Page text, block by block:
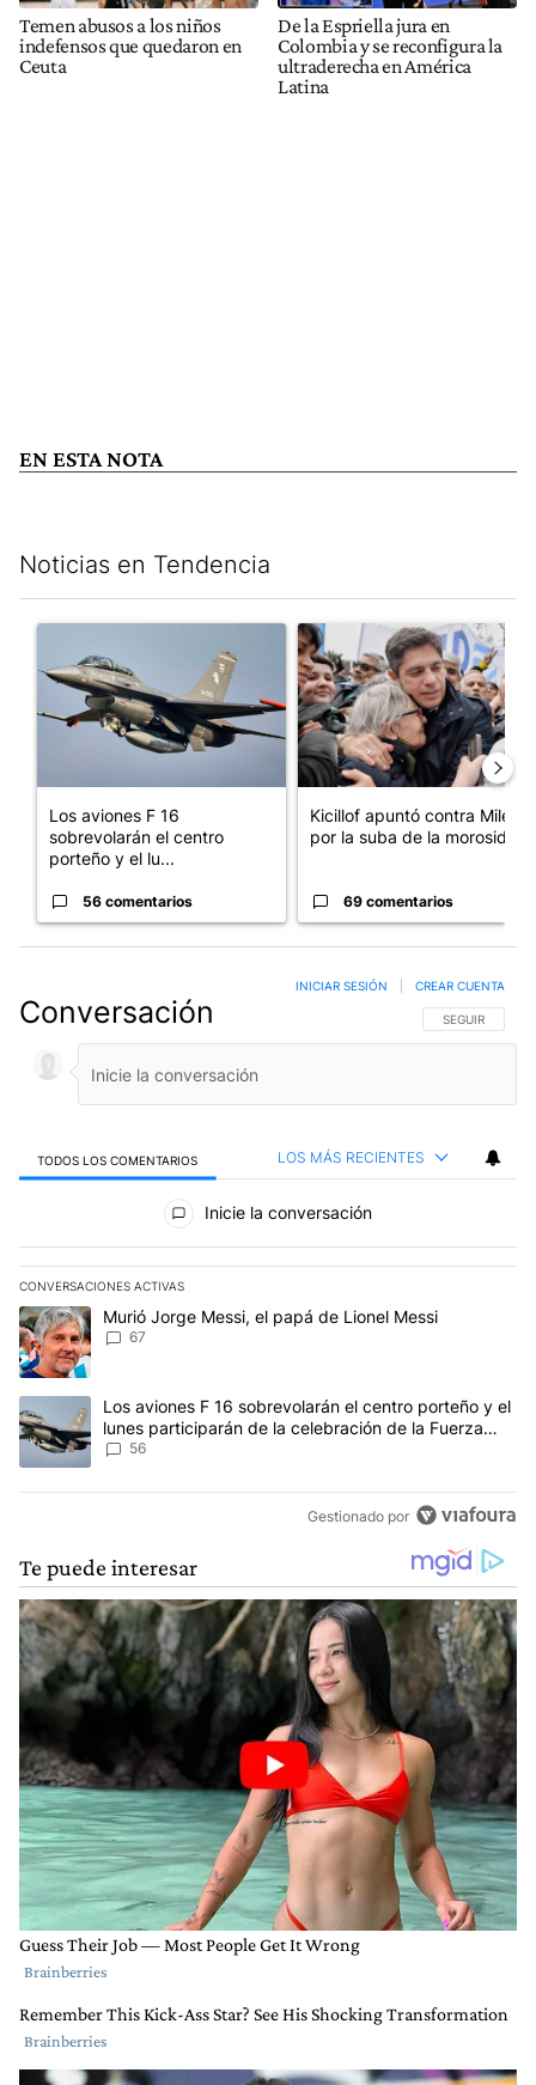
Temen abusos a los niños
indefensos que quedaron en
Ceuta
De la Espriella jura en
Colombia y se reconfigura la
ultraderecha en América
Latina
EN ESTA NOTA
Noticias en Tendencia
Un artículo de tendencia con el título "Los aviones F 16
Los aviones F 16
sobrevolarán el centro
porteño y el lu...
56 comentarios
Un artículo de tendencia con
Kicillof apuntó contra Milei
por la suba de la morosida...
69 comentarios
Conversación SIGA ESTA
SEGUIR
INICIAR SESIÓN CREAR CUENTA
TODOS LOS COMENTARIOS LOS MÁS RECIENTES
Todos los comentarios
Inicie la conversación
CONVERSACIONES ACTIVAS
Este listado muestra los artículos con más comentarios en los
Un artículo de tendencia con el título "Murió Jorge Messi, el
Murió Jorge Messi, el papá de Lionel Messi
67
Un artículo de tendencia con el título "Los aviones F 16
Los aviones F 16 sobrevolarán el centro porteño y el
lunes participarán de la celebración de la Fuerza
Aérea
56
Gestionado por